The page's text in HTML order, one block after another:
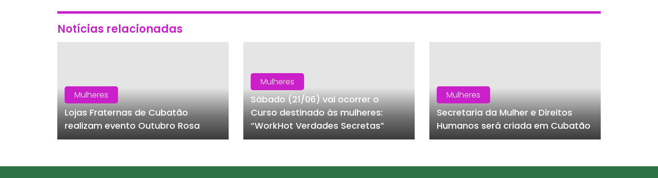
Notícias relacionadas
Mulheres
Lojas Fraternas de Cubatão
realizam evento Outubro Rosa
Mulheres
Sábado (21/06) vai ocorrer o
Curso destinado às mulheres:
“WorkHot Verdades Secretas”
Mulheres
Secretaria da Mulher e Direitos
Humanos será criada em Cubatão